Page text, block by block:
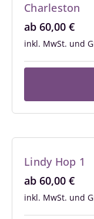
Charleston
ab 60,00 €
inkl. MwSt.
Lindy Hop 1
ab 60,00 €
inkl. MwSt.